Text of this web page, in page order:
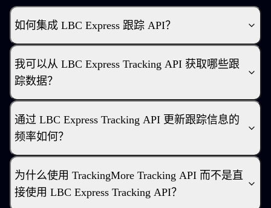
如何集成 LBC Express 跟踪 API？
我可以从 LBC Express Tracking API 获取哪些跟
踪数据？
通过 LBC Express Tracking API 更新跟踪信息的
频率如何？
为什么使用 TrackingMore Tracking API 而不是直
接使用 LBC Express Tracking API？